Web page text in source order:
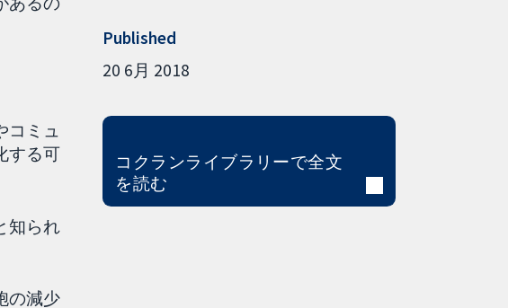
コミュ
する可
知られ
の減少
Published
20 6月 2018
コクランライブラリーで全文
を読む